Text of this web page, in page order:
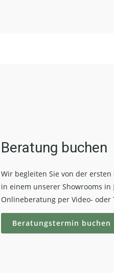
Beratung buchen
Wir begleiten Sie von der
in einem unserer Showrooms in
Onlineberatung per Video- oder
Beratungstermin buchen